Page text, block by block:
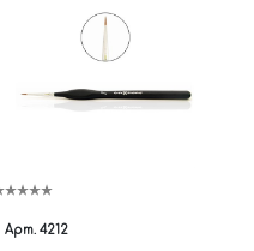
Арт. 4212